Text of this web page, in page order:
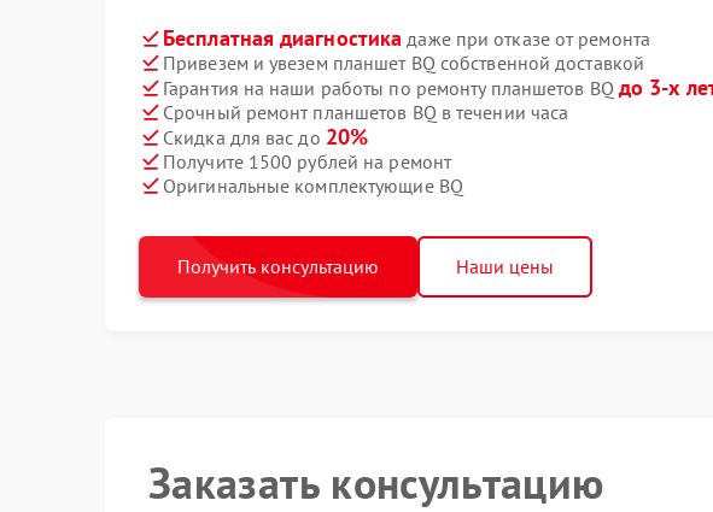
Бесплатная диагностика даже при отказе от ремонта
Привезем и увезем планшет BQ собственной доставкой
Гарантия на наши работы по ремонту планшетов BQ до 3-х
Срочный ремонт планшетов BQ в течении часа
Скидка для вас до 20%
Получите 1500 рублей на ремонт
Оригинальные комплектующие BQ
Получить консультацию Наши цены
Заказать консультацию